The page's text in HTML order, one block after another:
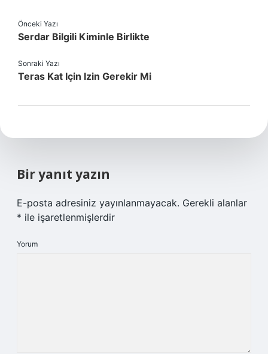
Önceki Yazı
Serdar Bilgili Kiminle Birlikte
Sonraki Yazı
Teras Kat Için Izin Gerekir Mi
Bir yanıt yazın
E-posta adresiniz yayınlanmayacak. Gerekli alanlar
* ile işaretlenmişlerdir
Yorum